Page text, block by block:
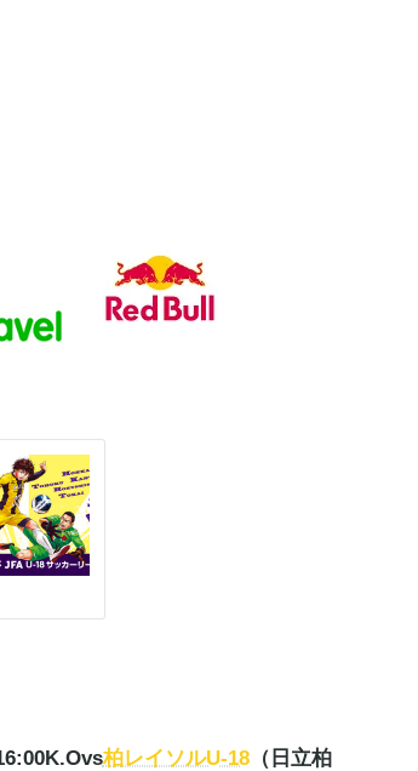
柏レイソルU-18（日立柏